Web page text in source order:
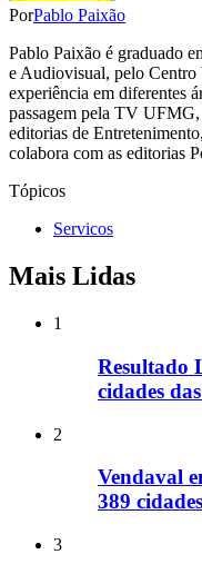
PorPablo Paixão
Pablo Paixão é graduado
e Audiovisual, pelo
experiência em diferentes
passagem pela TV
editorias de
colabora com as editorias
Tópicos
Servicos
Mais Lidas
1
Resultado
cidades
2
Vendaval
389
3